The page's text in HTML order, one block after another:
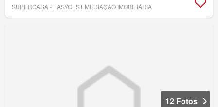
SUPERCASA - EASYGEST MEDIAÇÃO IMOBILIÁRIA
12 Fotos